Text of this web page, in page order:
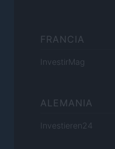
FRANCIA
InvestirMag
ALEMANIA
Investieren24